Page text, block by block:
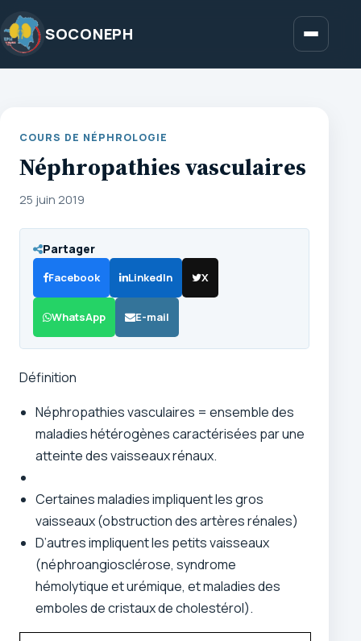
au
contenu
SOCONEPH Menu
COURS DE NÉPHROLOGIE
Néphropathies vasculaires
25 juin 2019
Partager
Facebook LinkedIn X
WhatsApp E-mail
Définition
Néphropathies vasculaires = ensemble des
maladies hétérogènes caractérisées par une
atteinte des vaisseaux rénaux.
Certaines maladies impliquent les gros
vaisseaux (obstruction des artères rénales)
D’autres impliquent les petits vaisseaux
(néphroangiosclérose, syndrome
hémolytique et urémique, et maladies des
emboles de cristaux de cholestérol).